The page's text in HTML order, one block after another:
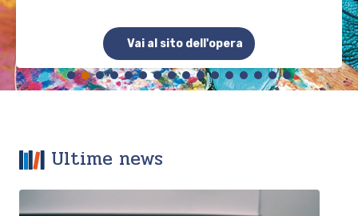
Vai al sito dell'opera
Ultime news